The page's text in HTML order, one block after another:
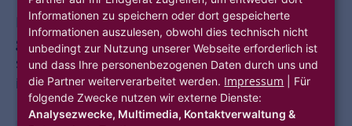
Mit zesavi können Mitarbeiter:innen der NHW
ganz einfach Lernvideos und Schulungsvideos
selbst aufnehmen und den Kolleg:innen auf der
internen Lernplattform bereitstellen.
Informationen zu speichern oder dort gespeicherte
Informationen auszulesen, obwohl dies technisch nicht
unbedingt zur Nutzung unserer Webseite erforderlich ist
und dass Ihre personenbezogenen Daten durch uns und
die Partner weiterverarbeitet werden. Impressum | Für
folgende Zwecke nutzen wir externe Dienste:
Analysezwecke, Multimedia, Kontaktverwaltung &